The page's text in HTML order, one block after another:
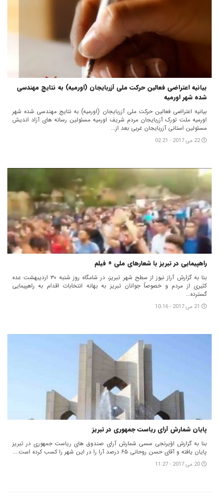
بیانیه اعتراضی فعالین حرکت ملی آزربایجان (اورمیه) به نتایج مهندسی
شده شهر اورمیه
بیانیه اعتراضی فعالین حرکت ملی آزربایجان (اورمیه) به نتایج مهندسی شده شهر
اورمیه ملت تورک آزربایجان مردم شریف اورمیه مسئولین رسانه های آزاد اندیش
مسئولین استانی آزربایجان غربی بعد از...
22 می 2017 - 02:21
راهپیمایی در تبریز با شعارهای ملی + فیلم
بنا به گزارش آراز نیوز از سطح شهر تبریز، در شامگاه روز شنبه ۳۰ اردیبهشت عده
کثیری از مردم و خصوصاً جوانان تبریز به بهانه انتخابات اقدام به راهپیمایی
گسترده...
21 می 2017 - 10:16
پایان شمارش آرای ریاست جمهوری در تبریز
بنا به گزارش اؤیرنجی سسی شمارش آرای صندوق های ریاست جمهوری در تبریز
پایان یافته و آقای حسن روحانی ۶۵ درصد آرا را در این شهر را کسب کرده است....
20 می 2017 - 11:27